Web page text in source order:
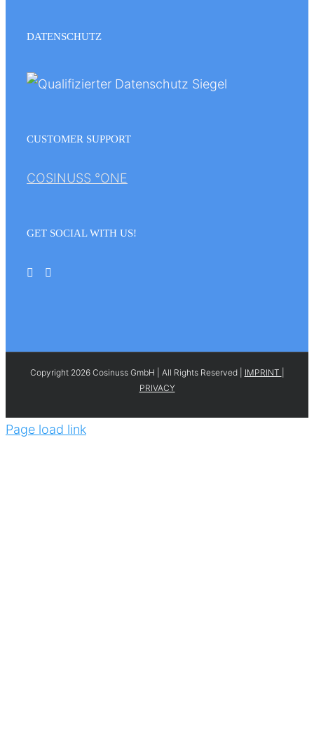
DATENSCHUTZ
CUSTOMER SUPPORT
COSINUSS °ONE
GET SOCIAL WITH US!
Copyright 2026 Cosinuss GmbH | All Rights Reserved | IMPRINT
PRIVACY
Page load link